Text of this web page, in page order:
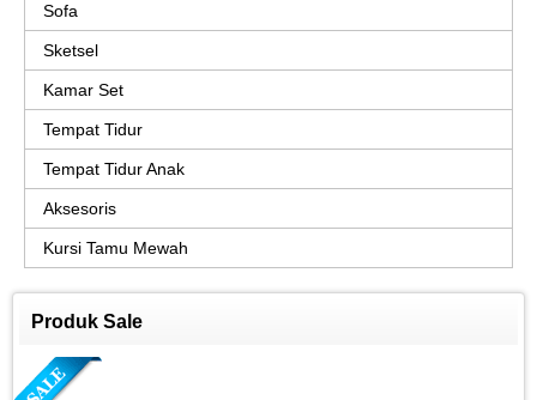
Sofa
Sketsel
Kamar Set
Tempat Tidur
Tempat Tidur Anak
Aksesoris
Kursi Tamu Mewah
Produk Sale